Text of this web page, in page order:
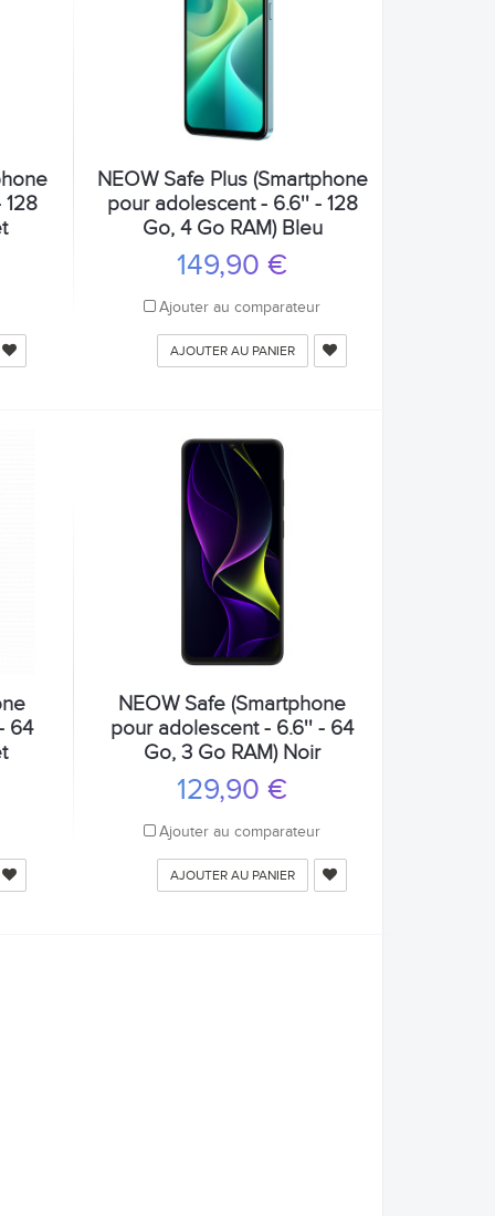
NEOW Safe Plus (Smartphone
pour adolescent - 6.6'' - 128
Go, 4 Go RAM) Bleu
149,90 €
Ajouter au comparateur
AJOUTER AU PANIER
64
NEOW Safe (Smartphone
pour adolescent - 6.6'' - 64
Go, 3 Go RAM) Noir
129,90 €
Ajouter au comparateur
AJOUTER AU PANIER